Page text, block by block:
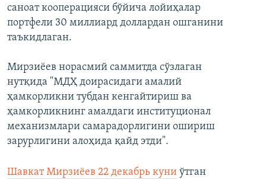
саноат кооперацияси бўйича лойиҳалар
портфели 30 миллиард доллардан ошганини
таъкидлаган.
Мирзиёев норасмий саммитда сўзлаган
нутқида "МДҲ доирасидаги амалий
ҳамкорликни тубдан кенгайтириш ва
ҳамкорликнинг амалдаги институционал
механизмлари самарадорлигини ошириш
зарурлигини алоҳида қайд этди".
Шавкат Мирзиёев 22 декабрь куни ўтган